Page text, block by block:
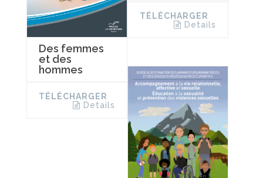
Des femmes
et des
hommes
TÉLÉCHARGER
Details
TÉLÉCHARGER
Details